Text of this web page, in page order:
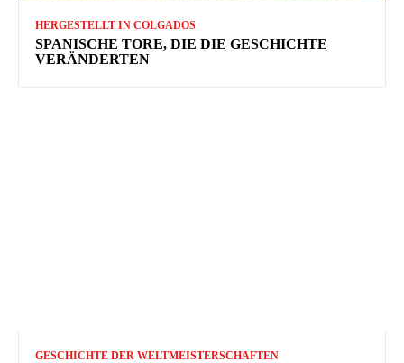
HERGESTELLT IN COLGADOS
SPANISCHE TORE, DIE DIE GESCHICHTE
VERÄNDERTEN
GESCHICHTE DER WELTMEISTERSCHAFTEN